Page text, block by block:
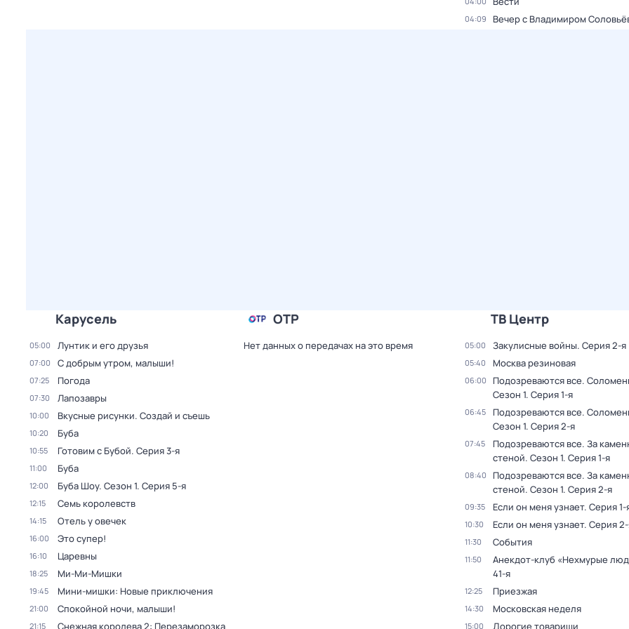
04:09 Вечер с Владимиром
Карусель
05:00 Лунтик и его друзья
07:00 С добрым утром, малыши!
07:25 Погода
07:30 Лапозавры
10:00 Вкусные рисунки. Создай и съешь
10:20 Буба
10:55 Готовим с Бубой. Серия 3-я
11:00 Буба
12:00 Буба Шоу. Сезон 1. Серия 5-я
12:15 Семь королевств
14:15 Отель у овечек
16:00 Это супер!
16:10 Царевны
18:25 Ми-Ми-Мишки
19:45 Мини-мишки: Новые приключения
21:00 Спокойной ночи, малыши!
21:15 Снежная королева 2: Перезаморозка
ОТР
Нет данных о передачах на это время
ТВ Центр
05:00 Закулисные войны. Серия 2-я
05:40 Москва резиновая
06:00
Подозреваются все.
Сезон 1. Серия 1-я
06:45
Подозреваются все.
Сезон 1. Серия 2-я
07:45
Подозреваются все. За
стеной. Сезон 1. Серия 1-я
08:40
Подозреваются все. За
стеной. Сезон 1. Серия 2-я
09:35 Если он меня узнает. Серия 1-
10:30 Если он меня узнает. Серия
11:30 События
11:50
Анекдот-клуб «Нехмурые
41-я
12:25 Приезжая
14:30 Московская неделя
15:00 Дорогие товарищи